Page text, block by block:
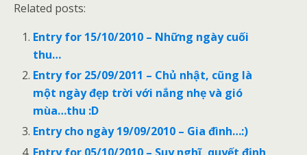
Related posts:
Entry for 15/10/2010 – Những ngày cuối
thu…
Entry for 25/09/2011 – Chủ nhật, cũng là
một ngày đẹp trời với nắng nhẹ và gió
mùa…thu :D
Entry cho ngày 19/09/2010 – Gia đình…:)
Entry for 05/10/2010 – Suy nghĩ, quyết định